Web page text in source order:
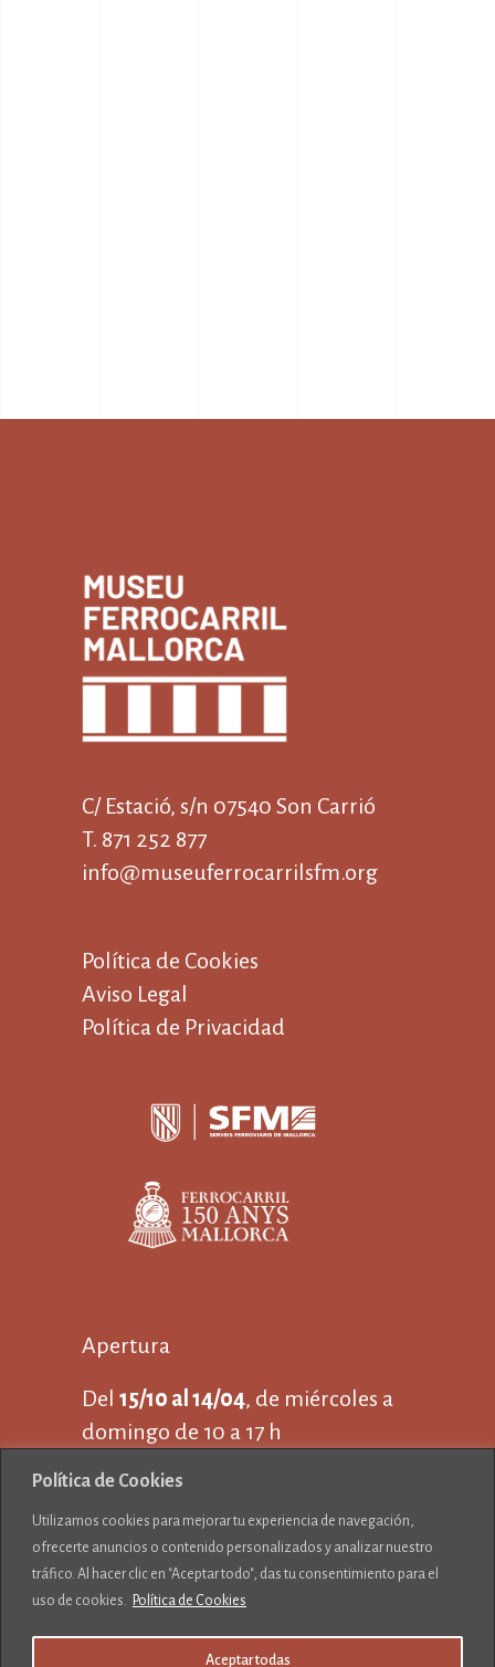
Política de Cookies
Utilizamos cookies para mejorar tu experiencia de navegación,
ofrecerte anuncios o contenido personalizados y analizar nuestro
tráfico. Al hacer clic en "Aceptar todo", das tu consentimiento para el
uso de cookies.
Política de Cookies
Aceptar todas
C/ Estació, s/n 07540 Son Carrió
T. 871 252 877
info@museuferrocarrilsfm.org
Política de Cookies
Aviso Legal
Política de Privacidad
Apertura
Del 15/10 al 14/04, de miércoles a
domingo de 10 a 17 h
de viernes a domingo de 10 a 19 h
Cerrado 25 de diciembre y 1 de
enero